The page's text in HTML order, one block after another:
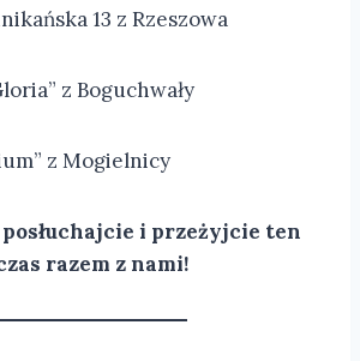
13 z Rzeszowa
z Boguchwały
z Mogielnicy
i przeżyjcie ten
razem z nami!